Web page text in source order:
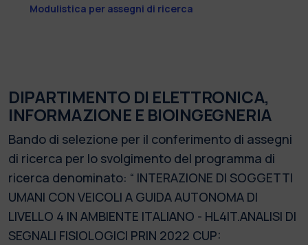
Modulistica per assegni di ricerca
DIPARTIMENTO DI ELETTRONICA,
INFORMAZIONE E BIOINGEGNERIA
Bando di selezione per il conferimento di assegni
di ricerca per lo svolgimento del programma di
ricerca denominato: “ INTERAZIONE DI SOGGETTI
UMANI CON VEICOLI A GUIDA AUTONOMA DI
LIVELLO 4 IN AMBIENTE ITALIANO - HL4IT.ANALISI DI
SEGNALI FISIOLOGICI PRIN 2022 CUP: